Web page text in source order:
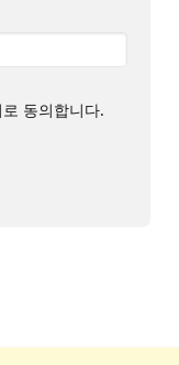
동의합니다.